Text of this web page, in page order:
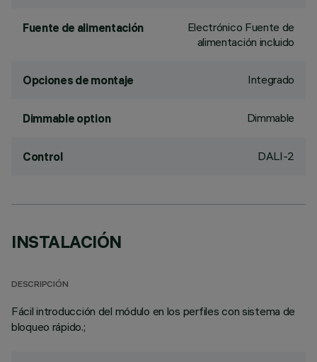
Fuente de alimentación
Electrónico Fuente de
alimentación incluido
Opciones de montaje Integrado
Dimmable option Dimmable
Control DALI-2
INSTALACIÓN
DESCRIPCIÓN
Fácil introducción del módulo en los perfiles con sistema de
bloqueo rápido.;